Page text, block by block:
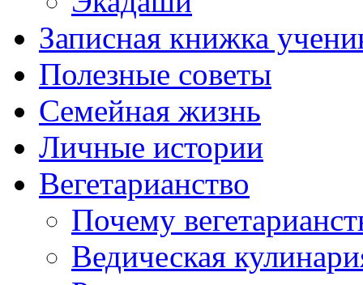
Записная книжка
Полезные советы
Семейная жизнь
Личные истории
Вегетарианство
Почему
Ведическая